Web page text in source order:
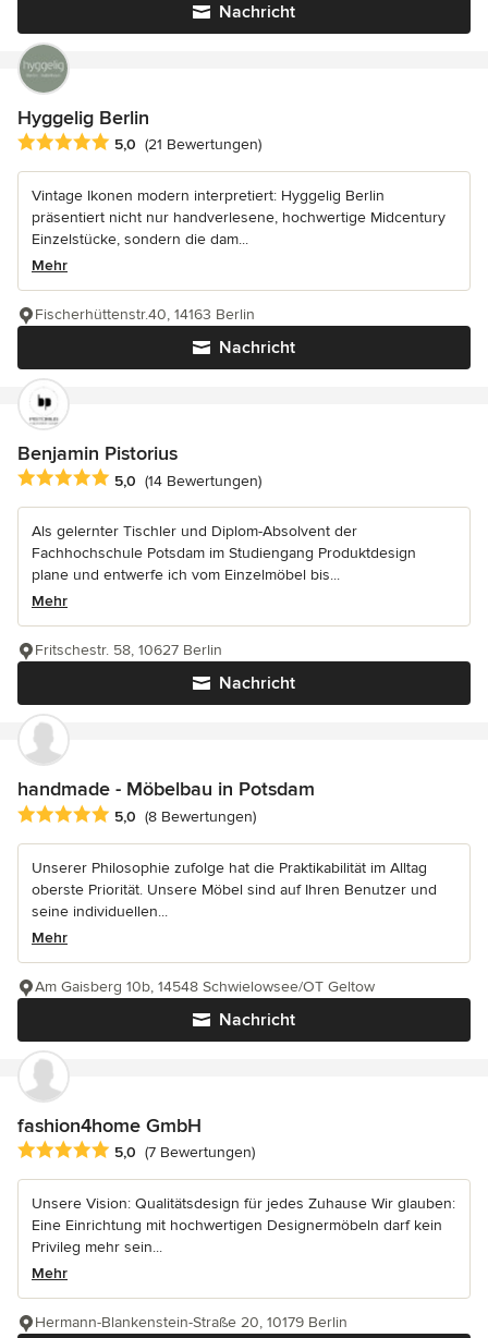
Nachricht
Hyggelig Berlin
Durchschnittliche Bewertung: 5 von 5 Sternen
5,0 (21 Bewertungen)
Vintage Ikonen modern interpretiert: Hyggelig Berlin
präsentiert nicht nur handverlesene, hochwertige Midcentury
Einzelstücke, sondern die dam...
Mehr
Nachricht
Fischerhüttenstr.40, 14163 Berlin
Benjamin Pistorius
Durchschnittliche Bewertung: 5 von 5 Sternen
5,0 (14 Bewertungen)
Als gelernter Tischler und Diplom-Absolvent der
Fachhochschule Potsdam im Studiengang Produktdesign
plane und entwerfe ich vom Einzelmöbel bis...
Mehr
Nachricht
Fritschestr. 58, 10627 Berlin
handmade - Möbelbau in Potsdam
Durchschnittliche Bewertung: 5 von 5 Sternen
5,0 (8 Bewertungen)
Unserer Philosophie zufolge hat die Praktikabilität im Alltag
oberste Priorität. Unsere Möbel sind auf Ihren Benutzer und
seine individuellen...
Mehr
Nachricht
Am Gaisberg 10b, 14548 Schwielowsee/OT Geltow
fashion4home GmbH
Durchschnittliche Bewertung: 5 von 5 Sternen
5,0 (7 Bewertungen)
Unsere Vision: Qualitätsdesign für jedes Zuhause Wir glauben:
Eine Einrichtung mit hochwertigen Designermöbeln darf kein
Privileg mehr sein...
Mehr
Hermann-Blankenstein-Straße 20, 10179 Berlin